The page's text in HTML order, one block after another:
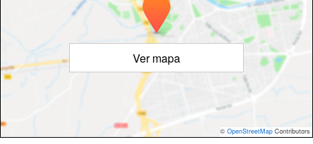
Ver mapa
© OpenStreetMap Contributors